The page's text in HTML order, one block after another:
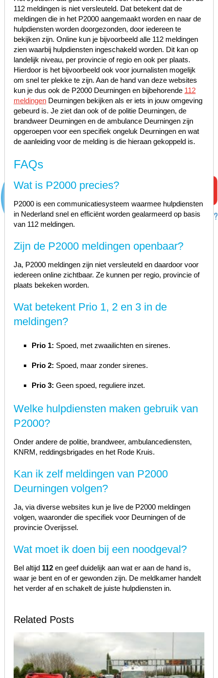
112 meldingen is niet versleuteld. Dat betekent dat de
meldingen die in het P2000 aangemaakt worden en naar de
hulpdiensten worden doorgezonden, door iedereen te
bekijken zijn. Online kun je bijvoorbeeld alle 112 meldingen
zien waarbij hulpdiensten ingeschakeld worden. Dit kan op
landelijk niveau, per provincie of regio en ook per plaats.
Hierdoor is het bijvoorbeeld ook voor journalisten mogelijk
om snel ter plekke te zijn. Aan de hand van deze websites
kun je dus ook de P2000 Deurningen en bijbehorende 112
meldingenDeurningen bekijken als er iets in jouw omgeving
gebeurd is. Je ziet dan ook of de politie Deurningen, de
brandweer Deurningen en de ambulance Deurningen zijn
opgeroepen voor een specifiek ongeluk Deurningen en wat
de aanleiding voor de melding is die hieraan gekoppeld is.
FAQs
Wat is P2000 precies?
P2000 is een communicatiesysteem waarmee hulpdiensten
in Nederland snel en efficiënt worden gealarmeerd op basis
van 112 meldingen.
Zijn de P2000 meldingen openbaar?
Ja, P2000 meldingen zijn niet versleuteld en daardoor voor
iedereen online zichtbaar. Ze kunnen per regio, provincie of
plaats bekeken worden.
Wat betekent Prio 1, 2 en 3 in de
meldingen?
Prio 1: Spoed, met zwaailichten en sirenes.
Prio 2: Spoed, maar zonder sirenes.
Prio 3: Geen spoed, reguliere inzet.
Welke hulpdiensten maken gebruik van
P2000?
Onder andere de politie, brandweer, ambulancediensten,
KNRM, reddingsbrigades en het Rode Kruis.
Kan ik zelf meldingen van P2000
Deurningen volgen?
Ja, via diverse websites kun je live de P2000 meldingen
volgen, waaronder die specifiek voor Deurningen of de
provincie Overijssel.
Wat moet ik doen bij een noodgeval?
Bel altijd 112en geef duidelijk aan wat er aan de hand is,
waar je bent en of er gewonden zijn. De meldkamer handelt
het verder af en schakelt de juiste hulpdiensten in.
Related Posts